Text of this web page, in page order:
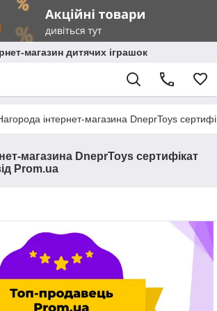
магазин дитячих іграшок
інтернет-магазина DneprToys
магазина DneprToys сертифікат
Prom.ua